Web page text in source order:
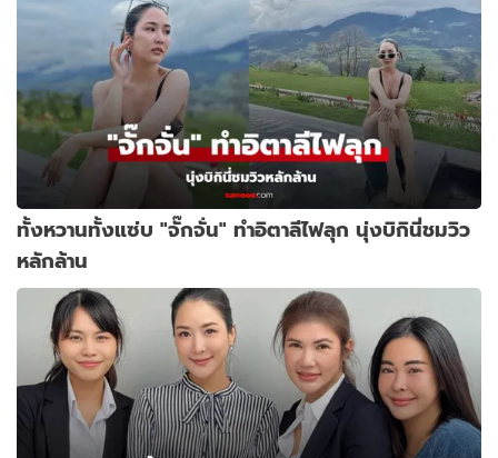
ทั้งหวานทั้งแซ่บ "จั๊กจั่น" ทำอิตาลีไฟลุก นุ่งบิกินี่ชมวิว
หลักล้าน